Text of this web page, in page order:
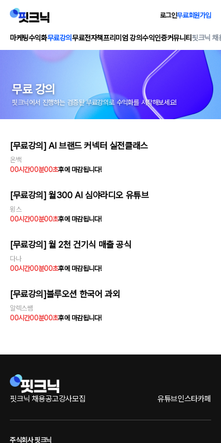
로그인무료회원가입
마케팅수익화무료강의무료전자책프리미엄 강의수익인증커뮤니티핏크닉 채
무료 강의
핏크닉에서 진행하는 검증된 무료강의로 수익화를 시작해보세요!
[무료강의] AI 브랜드 커넥터 실전클래스
온백
00시간00분00초후에 마감됩니다!
[무료강의] 월300 AI 심야라디오 유튜브
윙스
00시간00분00초후에 마감됩니다!
[무료강의] 월 2천 건기식 매출 공식
다나
00시간00분00초후에 마감됩니다!
[무료강의]블루오션 한국어 과외
알렉스쌤
00시간00분00초후에 마감됩니다!
핏크닉 채용공고강사모집 유튜브인스타카페
주식회사 핏크닉